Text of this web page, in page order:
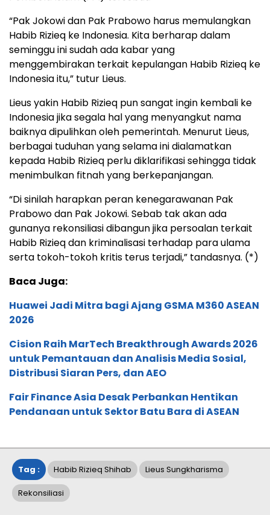
“Pak Jokowi dan Pak Prabowo harus memulangkan
Habib Rizieq ke Indonesia. Kita berharap dalam
seminggu ini sudah ada kabar yang
menggembirakan terkait kepulangan Habib Rizieq ke
Indonesia itu,” tutur Lieus.
Lieus yakin Habib Rizieq pun sangat ingin kembali ke
Indonesia jika segala hal yang menyangkut nama
baiknya dipulihkan oleh pemerintah. Menurut Lieus,
berbagai tuduhan yang selama ini dialamatkan
kepada Habib Rizieq perlu diklarifikasi sehingga tidak
menimbulkan fitnah yang berkepanjangan.
“Di sinilah harapkan peran kenegarawanan Pak
Prabowo dan Pak Jokowi. Sebab tak akan ada
gunanya rekonsiliasi dibangun jika persoalan terkait
Habib Rizieq dan kriminalisasi terhadap para ulama
serta tokoh-tokoh kritis terus terjadi,” tandasnya. (*)
Baca Juga:
Huawei Jadi Mitra bagi Ajang GSMA M360 ASEAN
2026
Cision Raih MarTech Breakthrough Awards 2026
untuk Pemantauan dan Analisis Media Sosial,
Distribusi Siaran Pers, dan AEO
Fair Finance Asia Desak Perbankan Hentikan
Pendanaan untuk Sektor Batu Bara di ASEAN
Tag : Habib Rizieq Shihab Lieus Sungkharisma
Rekonsiliasi